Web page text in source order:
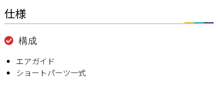
仕様
構成
エアガイド
ショートパーツ一式